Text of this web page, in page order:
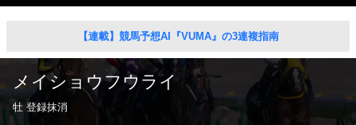
【連載】競馬予想AI『VUMA』の3連複指南
メイショウフウライ
牡 登録抹消